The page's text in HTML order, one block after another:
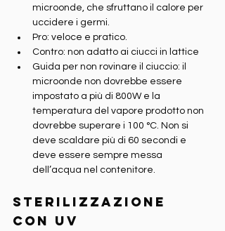
microonde, che sfruttano il calore per
uccidere i germi.
Pro: veloce e pratico.
Contro: non adatto ai ciucci in lattice
Guida per non rovinare il ciuccio: il
microonde non dovrebbe essere
impostato a più di 800W e la
temperatura del vapore prodotto non
dovrebbe superare i 100 °C. Non si
deve scaldare più di 60 secondi e
deve essere sempre messa
dell’acqua nel contenitore.
Sterilizzazione
con UV